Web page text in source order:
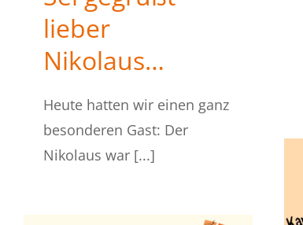
lieber
Nikolaus…
Heute hatten wir einen ganz
besonderen Gast: Der
Nikolaus war [...]